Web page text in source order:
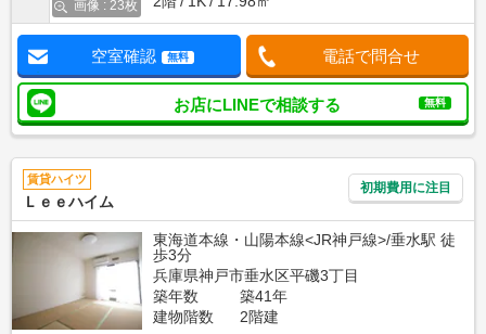
画像 : 23枚
空室確認 無料 電話で問合せ
お店にLINEで相談する 無料
賃貸ハイツ
Ｌｅｅハイム
初期費用に注目
東海道本線・山陽本線<JR神戸線>/垂水駅 徒
歩3分
兵庫県神戸市垂水区平磯3丁目
築年数
築41年
建物階数
2階建